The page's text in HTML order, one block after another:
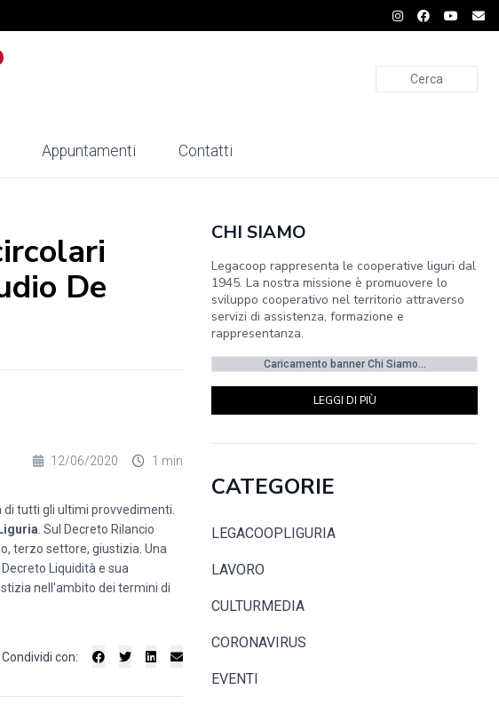
Cerca
Appuntamenti Contatti
De
12/06/2020 1 min
tutti gli ultimi provvedimenti.
. Sul Decreto Rilancio
terzo settore, giustizia. Una
Liquidità e sua
nell'ambito dei termini di
Condividi con:
CHI SIAMO
Legacoop rappresenta le cooperative liguri dal
1945. La nostra missione è promuovere lo
sviluppo cooperativo nel territorio attraverso
servizi di assistenza, formazione e
rappresentanza.
Caricamento banner Chi Siamo...
LEGGI DI PIÙ
CATEGORIE
LEGACOOPLIGURIA
LAVORO
CULTURMEDIA
CORONAVIRUS
EVENTI